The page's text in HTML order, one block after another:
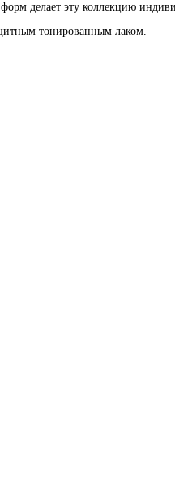
делает эту коллекцию
тонированным лаком.